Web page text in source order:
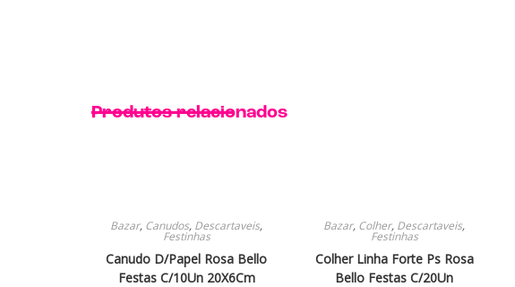
Produtos relacionados
Bazar, Canudos, Descartaveis,
Festinhas
Canudo D/Papel Rosa Bello
Festas C/10Un 20X6Cm
Bazar, Colher, Descartaveis,
Festinhas
Colher Linha Forte Ps Rosa
Bello Festas C/20Un